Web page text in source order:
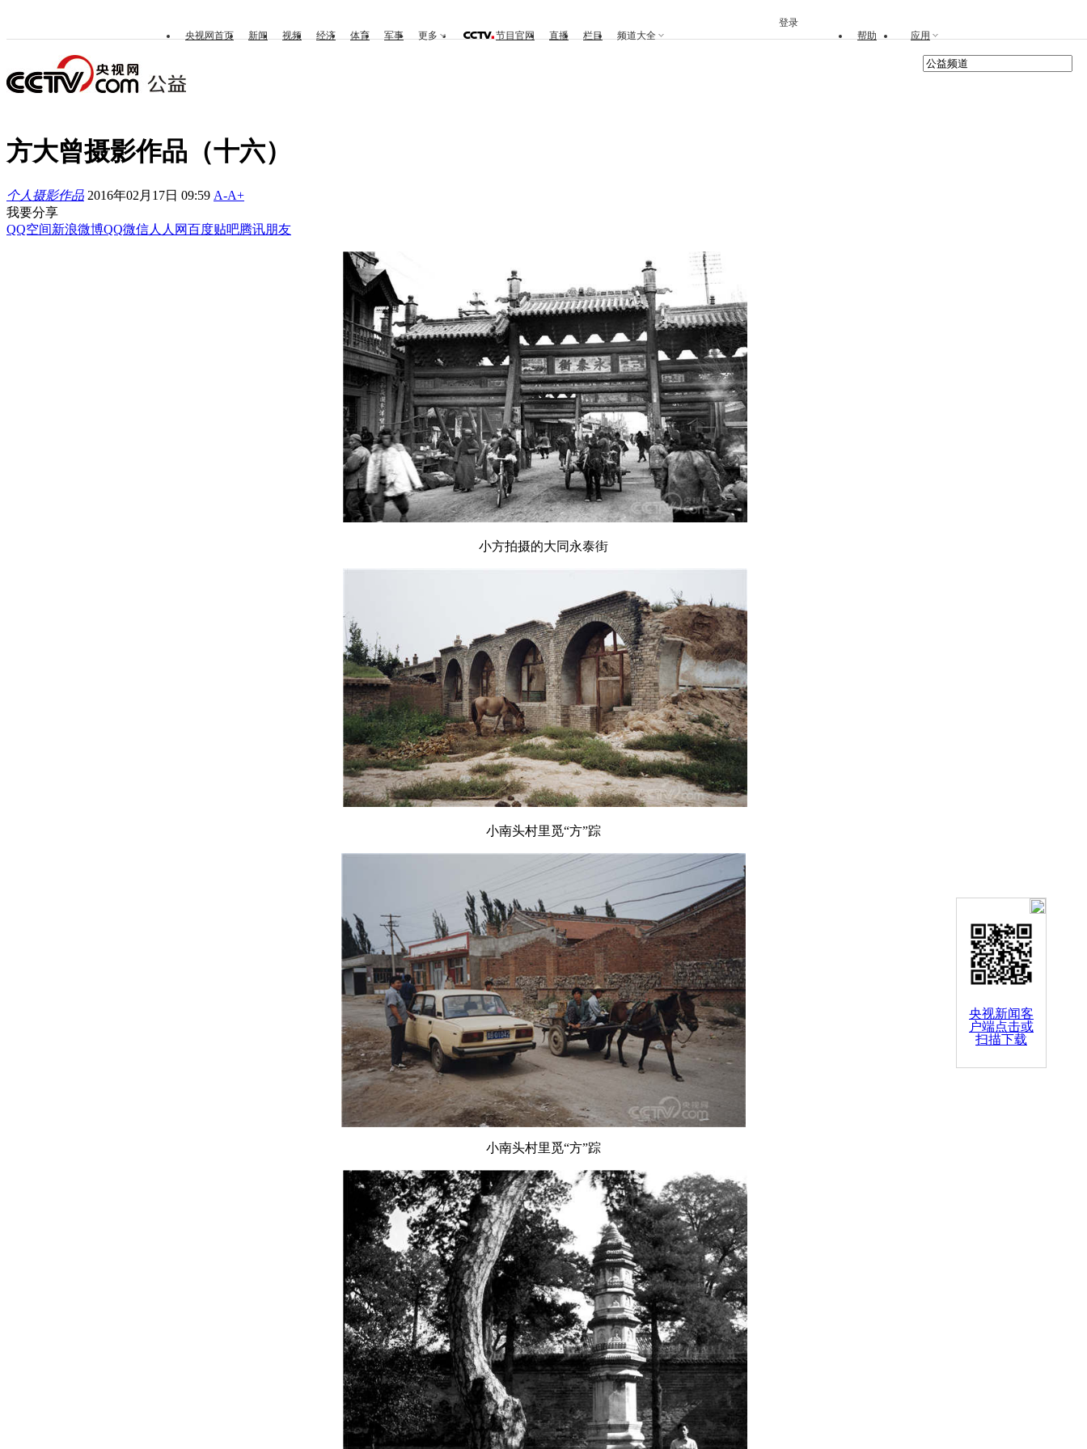
央视新闻客
户端点击或
扫描下载
央视网首页 新闻 视频 经济 体育 军事 更多 节目官网 直播 栏目 频道大全 帮助 应用
登录
方大曾摄影作品（十六）
个人摄影作品 2016年02月17日 09:59 A-A+
我要分享
QQ空间新浪微博QQ微信人人网百度贴吧腾讯朋友
小方拍摄的大同永泰街
小南头村里觅“方”踪
小南头村里觅“方”踪